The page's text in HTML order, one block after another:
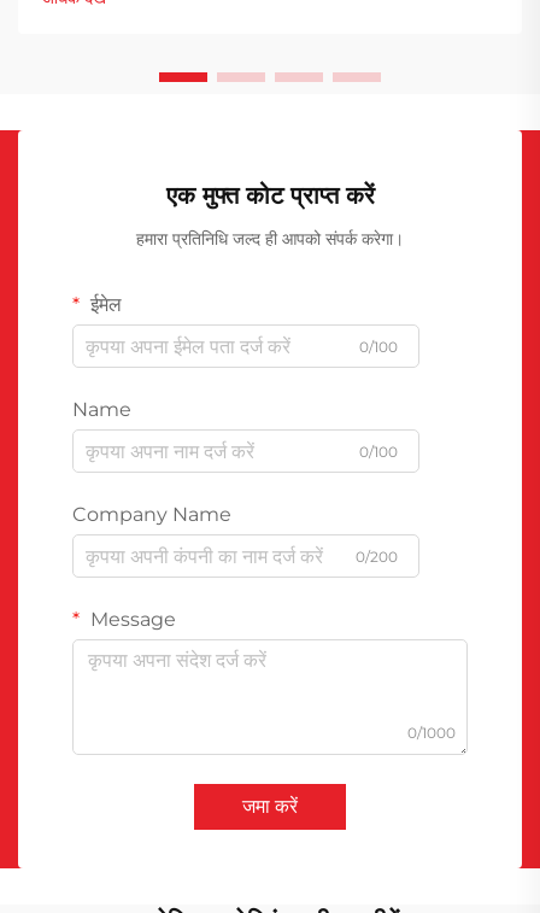
height: ...}
एक मुफ्त कोट प्राप्त करें
हमारा प्रतिनिधि जल्द ही आपको संपर्क करेगा।
ईमेल
0/100
Name
0/100
Company Name
0/200
Message
0/1000
जमा करें